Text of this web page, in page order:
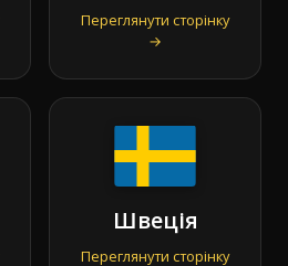
Переглянути сторінку
→
Швеція
Переглянути сторінку